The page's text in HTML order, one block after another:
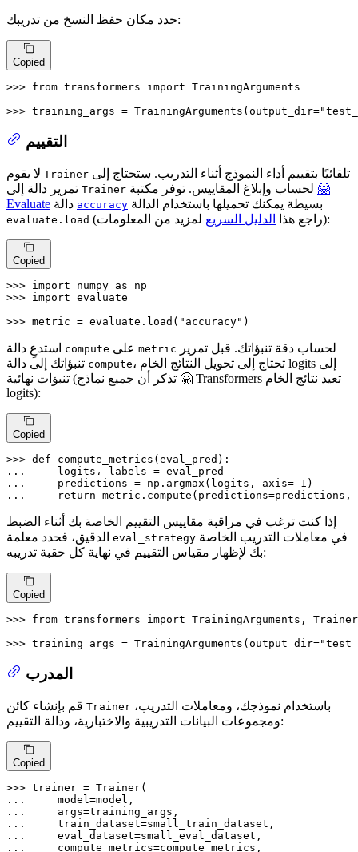
حدد مكان حفظ النسخ من تدريبك:
Copied
>>> from transformers import TrainingArguments
>>> training_args = TrainingArguments(output_dir=
التقييم
Trainer
Trainer
🤗
Evaluate
accuracy بسيطة يمكنك تحميلها باستخدام الدالة
evaluate.load (راجع هذا الدليل السريع لمزيد من المعلومات):
Copied
>>> import numpy as
>>> import evaluate
>>> metric = evaluate.load( "accuracy" )
compute metric
compute، تحتاج إلى تحويل النتائج الخام logits إلى
تنبؤات نهائية (تذكر أن جميع نماذج 🤗 Transformers تعيد نتائج الخام
logits):
Copied
>>> def compute_metrics ( eval_pred
...
...
    predictions = np.argmax(logits, axis=-
1
...
return metric.compute(predictions=predictions,
إذا كنت ترغب في مراقبة مقاييس التقييم الخاصة بك أثناء الضبط
eval_strategy
بك لإظهار مقياس التقييم في نهاية كل حقبة تدريبه:
Copied
>>> from transformers import TrainingArguments, Trainer
>>> training_args = TrainingArguments(output_dir=
المدرب
Trainer
ومجموعات البيانات التدريبية والاختبارية، ودالة التقييم:
Copied
>>>
...
...
...
...
...